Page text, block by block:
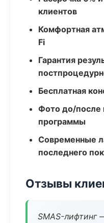
клиентов
Комфортная
Fi
Гарантия
Бесплатная
Фото до/после
программы
Современные
последнего
Отзывы
SMAS-лифтинг